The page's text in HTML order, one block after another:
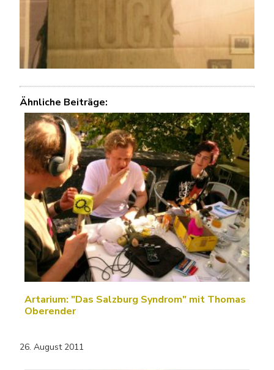
Ähnliche Beiträge:
Artarium: "Das Salzburg Syndrom" mit Thomas
Oberender
26. August 2011